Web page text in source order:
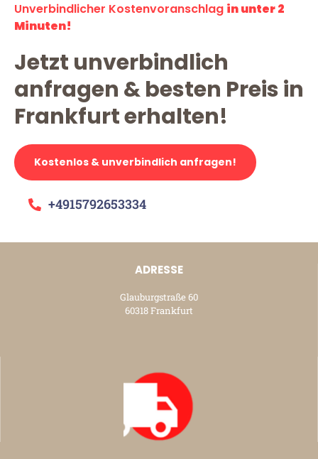
Unverbindlicher Kostenvoranschlag in unter 2
Minuten!
Jetzt unverbindlich
anfragen & besten Preis in
Frankfurt erhalten!
Kostenlos & unverbindlich anfragen!
+4915792653334
ADRESSE
Glauburgstraße 60
60318 Frankfurt